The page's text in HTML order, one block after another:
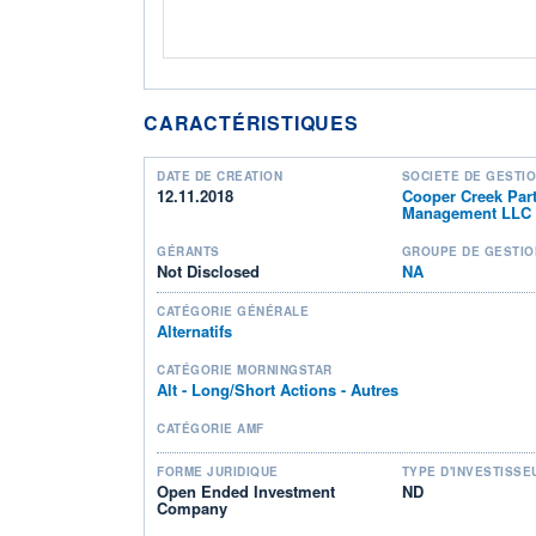
CARACTÉRISTIQUES
DATE DE CRÉATION
12.11.2018
SOCIÉTÉ DE
Cooper Creek
Management LLC
GÉRANTS
Not Disclosed
GROUPE DE
NA
CATÉGORIE GÉNÉRALE
Alternatifs
CATÉGORIE MORNINGSTAR
Alt - Long/Short Actions - Autres
CATÉGORIE AMF
FORME JURIDIQUE
Open Ended Investment
Company
TYPE
ND